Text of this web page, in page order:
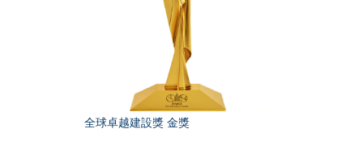
全球卓越建設獎 金獎